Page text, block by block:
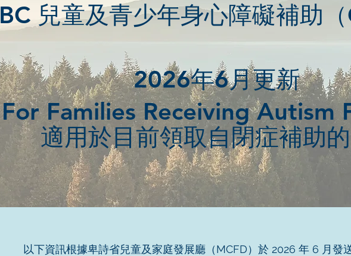
BC 兒童及青少年身心障礙補助（
2026年6月更新
For Families Receiving Autism
適用於目前領取自閉症補助
以下資訊根據卑詩省兒童及家庭發展廳（MCFD）於 2026 年 6 月發